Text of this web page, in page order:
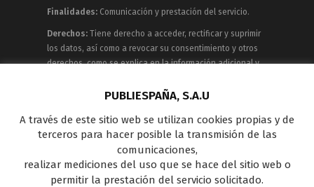
Finalidades: Comunicación y prestación del servicio.
Derechos: Tiene derecho a acceder, rectificar y suprimir
los datos, así como a revocar su consentimiento y otros
derechos, como se explica en la información adicional y
Publiespaña es empresa de Mediaset España
concesionaria del espacio publicitario de sus siete
canales en abierto: Telecinco, Cuatro, Factoría de Ficción,
Boing, Divinity , Energy y Be Mad, así como de una amplia
oferta en el panorama de medios y con una gran
PUBLIESPAÑA, S.A.U
A través de este sitio web se utilizan cookies propias y de
terceros para hacer posible la transmisión de las
comunicaciones,
realizar mediciones del uso que se hace del sitio web o
permitir la prestación del servicio solicitado.